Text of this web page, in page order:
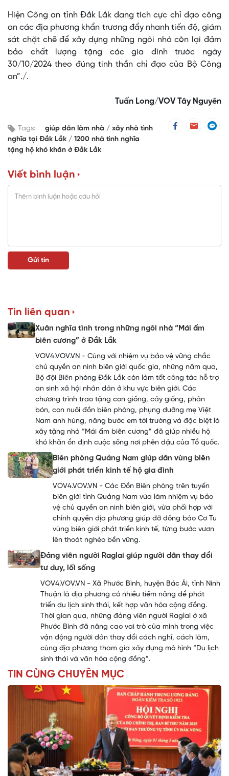
Hiện Công an tỉnh Đắk Lắk đang tích cực chỉ đạo công
an các địa phương khẩn trương đẩy nhanh tiến độ, giám
sát chặt chẽ để xây dựng những ngôi nhà còn lại đảm
bảo chất lượng tặng các gia đình trước ngày
30/10/2024 theo đúng tinh thần chỉ đạo của Bộ Công
an”./.
Tuấn Long/VOV Tây Nguyên
Tags: giúp dân làm nhà
xây nhà tình
nghĩa tại Đắk Lắk
1200 nhà tình nghĩa
tặng hộ khó khăn ở Đắk Lắk
Viết bình luận
Tin liên quan
Xuân nghĩa tình trong những ngôi nhà “Mái ấm
biên cương” ở Đắk Lắk
VOV4.VOV.VN - Cùng với nhiệm vụ bảo vệ vững chắc
chủ quyền an ninh biên giới quốc gia, những năm qua,
Bộ đội Biên phòng Đắk Lắk còn làm tốt công tác hỗ trợ
an sinh xã hội nhân dân ở khu vực biên giới. Các
chương trình trao tặng con giống, cây giống, phân
bón, con nuôi đồn biên phòng, phụng dưỡng mẹ Việt
Nam anh hùng, nâng bước em tới trường và đặc biệt là
xây tặng nhà “Mái ấm biên cương” đã giúp nhiều hộ
khó khăn ổn định cuộc sống nơi phên dậu của Tổ quốc.
Biên phòng Quảng Nam giúp dân vùng biên
giới phát triển kinh tế hộ gia đình
VOV4.VOV.VN - Các Đồn Biên phòng trên tuyến
biên giới tỉnh Quảng Nam vừa làm nhiệm vụ bảo
vệ chủ quyền an ninh biên giới, vừa phối hợp với
chính quyền địa phương giúp đỡ đồng bào Cơ Tu
vùng biên giới phát triển kinh tế, từng bước vươn
lên thoát nghèo bền vững.
Đảng viên người Raglai giúp người dân thay đổi
tư duy, lối sống
VOV4.VOV.VN - Xã Phước Bình, huyện Bác Ái, tỉnh Ninh
Thuận là địa phương có nhiều tiềm năng để phát
triển du lịch sinh thái, kết hợp văn hóa cộng đồng.
Thời gian qua, những đảng viên người Raglai ở xã
Phước Bình đã nâng cao vai trò của mình trong việc
vận động người dân thay đổi cách nghĩ, cách làm,
cùng địa phương tham gia xây dựng mô hình “Du lịch
sinh thái và văn hóa cộng đồng”.
TIN CÙNG CHUYÊN MỤC